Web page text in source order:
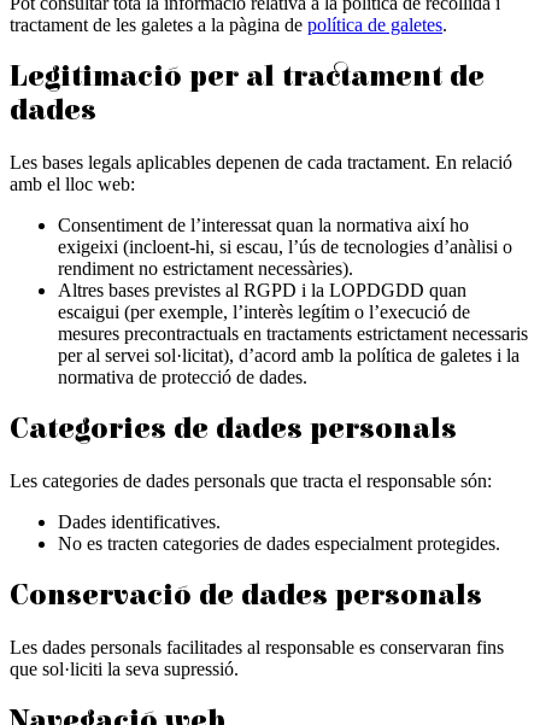
tractament de les galetes a la pàgina de política de galetes.
Legitimació per al tractament de
dades
Les bases legals aplicables depenen de cada tractament. En relació
amb el lloc web:
Consentiment de l’interessat quan la normativa així ho
exigeixi (incloent-hi, si escau, l’ús de tecnologies d’anàlisi o
rendiment no estrictament necessàries).
Altres bases previstes al RGPD i la LOPDGDD quan
escaigui (per exemple, l’interès legítim o l’execució de
mesures precontractuals en tractaments estrictament necessaris
per al servei sol·licitat), d’acord amb la política de galetes i la
normativa de protecció de dades.
Categories de dades personals
Les categories de dades personals que tracta el responsable són:
Dades identificatives.
No es tracten categories de dades especialment protegides.
Conservació de dades personals
Les dades personals facilitades al responsable es conservaran fins
que sol·liciti la seva supressió.